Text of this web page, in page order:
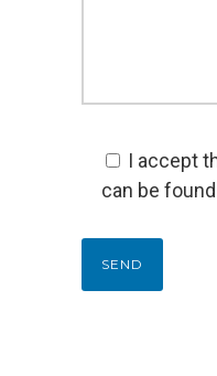
I accept
can be